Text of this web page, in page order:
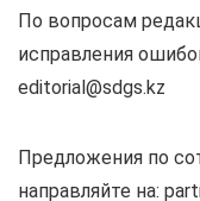
По вопросам
исправления
editorial@sdgs.kz
Предложения по
направляйте на: